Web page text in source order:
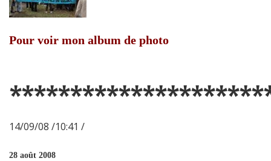
Pour voir mon album de photo
14/09/08 /10:41 /
28 août 2008